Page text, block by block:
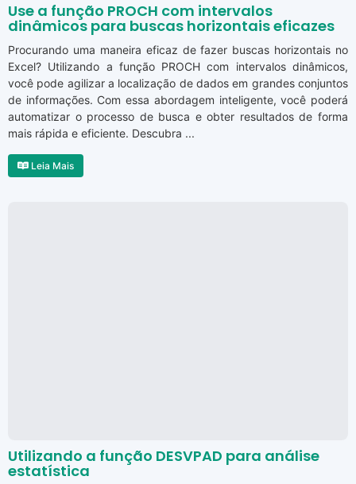
Use a função PROCH com intervalos
dinâmicos para buscas horizontais eficazes
Procurando uma maneira eficaz de fazer buscas horizontais no
Excel? Utilizando a função PROCH com intervalos dinâmicos,
você pode agilizar a localização de dados em grandes conjuntos
de informações. Com essa abordagem inteligente, você poderá
automatizar o processo de busca e obter resultados de forma
mais rápida e eficiente. Descubra ...
Leia Mais
Utilizando a função DESVPAD para análise
estatística